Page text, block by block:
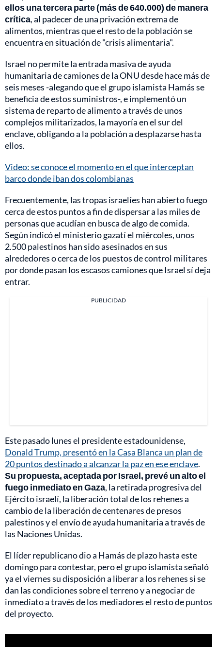
ellos una tercera parte (más de 640.000) de manera
crítica, al padecer de una privación extrema de
alimentos, mientras que el resto de la población se
encuentra en situación de "crisis alimentaria".
Israel no permite la entrada masiva de ayuda
humanitaria de camiones de la ONU desde hace más de
seis meses -alegando que el grupo islamista Hamás se
beneficia de estos suministros-, e implementó un
sistema de reparto de alimento a través de unos
complejos militarizados, la mayoría en el sur del
enclave, obligando a la población a desplazarse hasta
ellos.
Video: se conoce el momento en el que interceptan
barco donde iban dos colombianas
Frecuentemente, las tropas israelíes han abierto fuego
cerca de estos puntos a fin de dispersar a las miles de
personas que acudían en busca de algo de comida.
Según indicó el ministerio gazatí el miércoles, unos
2.500 palestinos han sido asesinados en sus
alrededores o cerca de los puestos de control militares
por donde pasan los escasos camiones que Israel sí deja
entrar.
PUBLICIDAD
Este pasado lunes el presidente estadounidense,
Donald Trump, presentó en la Casa Blanca un plan de
20 puntos destinado a alcanzar la paz en ese enclave.
Su propuesta, aceptada por Israel, prevé un alto el
fuego inmediato en Gaza, la retirada progresiva del
Ejército israelí, la liberación total de los rehenes a
cambio de la liberación de centenares de presos
palestinos y el envío de ayuda humanitaria a través de
las Naciones Unidas.
El líder republicano dio a Hamás de plazo hasta este
domingo para contestar, pero el grupo islamista señaló
ya el viernes su disposición a liberar a los rehenes si se
dan las condiciones sobre el terreno y a negociar de
inmediato a través de los mediadores el resto de puntos
del proyecto.